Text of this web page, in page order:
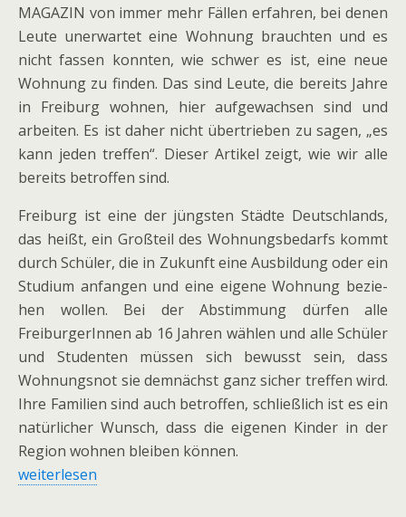
MAGAZIN von immer mehr Fällen erfah­ren, bei denen
Leute uner­war­tet eine Wohnung brauch­ten und es
nicht fas­sen konn­ten, wie schwer es ist, eine neue
Wohnung zu fin­den. Das sind Leute, die bereits Jahre
in Freiburg woh­nen, hier auf­ge­wach­sen sind und
arbei­ten. Es ist daher nicht über­trie­ben zu sagen, „es
kann jeden tref­fen“. Dieser Artikel zeigt, wie wir alle
bereits betrof­fen sind.
Freiburg ist eine der jüngs­ten Städte Deutschlands,
das heißt, ein Großteil des Wohnungsbedarfs kommt
durch Schüler, die in Zukunft eine Ausbildung oder ein
Studium anfan­gen und eine eigene Wohnung bezie­
hen wol­len. Bei der Abstimmung dür­fen alle
FreiburgerInnen ab 16 Jahren wäh­len und alle Schüler
und Studenten müs­sen sich bewusst sein, dass
Wohnungsnot sie dem­nächst ganz sicher tref­fen wird.
Ihre Familien sind auch betrof­fen, schließ­lich ist es ein
natür­li­cher Wunsch, dass die eige­nen Kinder in der
Region woh­nen blei­ben kön­nen.
wei­ter­le­sen